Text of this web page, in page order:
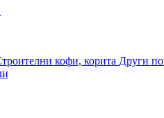
кофи, корита Други